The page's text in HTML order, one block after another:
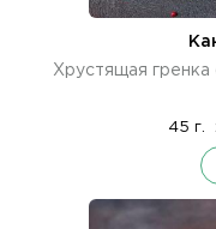
Хрустящая
45 г.